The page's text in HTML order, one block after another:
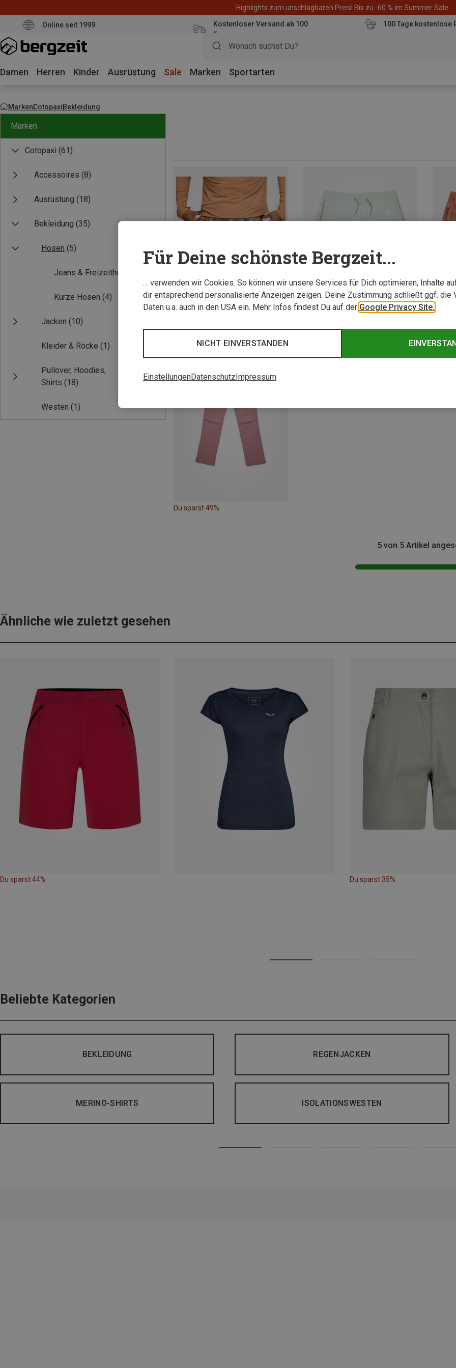
Highlights zum unschlagbaren Preis! Bis zu -60 % im Summer Sale
Online seit 1999
Kostenloser Versand ab 100
Euro
100 Tage kostenlose
Damen Herren Kinder Ausrüstung Sale Marken Sportarten
MarkenCotopaxiBekleidung
Marken
Cotopaxi (61)
Accessoires (8)
Ausrüstung (18)
Bekleidung (35)
Hosen (5)
Jeans & Freizeithosen
Kurze Hosen (4)
Jacken (10)
Kleider & Röcke (1)
Pullover, Hoodies,
Shirts (18)
Westen (1)
Du sparst 49%
5 von 5 Artikel
Ähnliche wie zuletzt gesehen
Du sparst 44% Du sparst 35%
Beliebte Kategorien
BEKLEIDUNG REGENJACKEN
MERINO-SHIRTS ISOLATIONSWESTEN
Für Deine schönste Bergzeit...
… verwenden wir Cookies. So können wir unsere Services für Dich optimieren, Inhalte
dir entsprechend personalisierte Anzeigen zeigen. Deine Zustimmung schließt ggf. die
Daten u.a. auch in den USA ein. Mehr Infos findest Du auf der Google Privacy Site.
NICHT EINVERSTANDEN
EinstellungenDatenschutzImpressum